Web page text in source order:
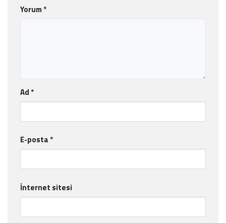
Yorum *
Ad *
E-posta *
İnternet sitesi